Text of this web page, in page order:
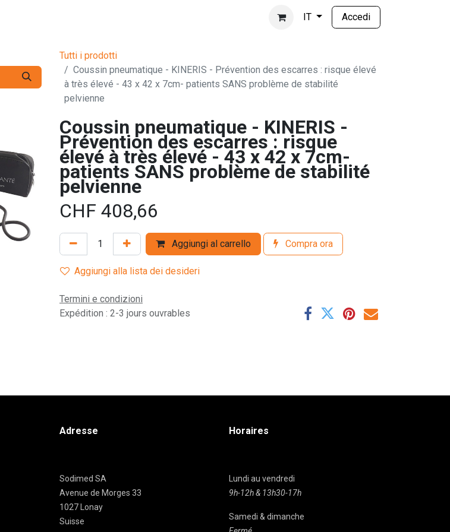
IT Accedi
Tutti i prodotti
Coussin pneumatique - KINERIS - Prévention des escarres : risque élevé
à très élevé - 43 x 42 x 7cm- patients SANS problème de stabilité
pelvienne
Coussin pneumatique - KINERIS -
Prévention des escarres : risque
élevé à très élevé - 43 x 42 x 7cm-
patients SANS problème de stabilité
pelvienne
CHF 408,66
Aggiungi al carrello Compra ora
Aggiungi alla lista dei desideri
Termini e condizioni
Expédition : 2-3 jours ouvrables
Adresse
Sodimed SA
Avenue de Morges 33
1027 Lonay
Suisse
Horaires
Lundi au vendredi
9h-12h & 13h30-17h
Samedi & dimanche